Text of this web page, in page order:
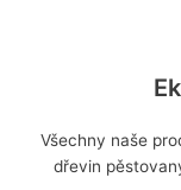
Všechny naše
dřevin